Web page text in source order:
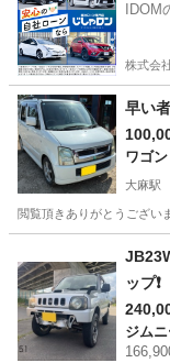
株式会
早い
ワゴン
大麻駅
閲覧頂きありがとうござい
ップ❗️
ジム